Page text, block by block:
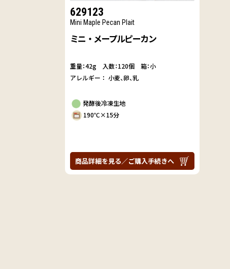
629123
Mini Maple Pecan Plait
ミニ・メープルピーカン
重量：42g
入数：120個 箱：小
アレルギー： 小麦 卵 乳
発酵後冷凍生地
190℃×15分
商品詳細を見る／ご購入手続きへ